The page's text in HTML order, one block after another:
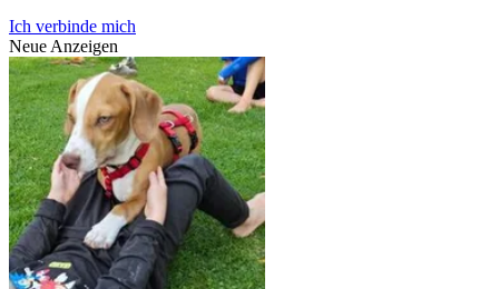
Ich verbinde mich
Neue Anzeigen